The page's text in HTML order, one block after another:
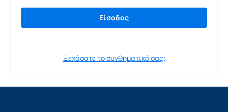
Ξεχάσατε το συνθηματικό σας;